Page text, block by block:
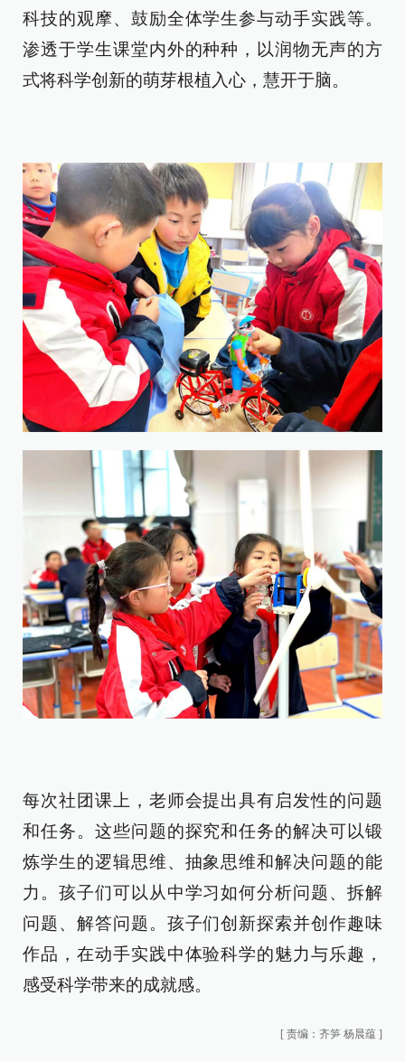
科技的观摩、鼓励全体学生参与动手实践等。
渗透于学生课堂内外的种种，以润物无声的方
式将科学创新的萌芽根植入心，慧开于脑。
每次社团课上，老师会提出具有启发性的问题
和任务。这些问题的探究和任务的解决可以锻
炼学生的逻辑思维、抽象思维和解决问题的能
力。孩子们可以从中学习如何分析问题、拆解
问题、解答问题。孩子们创新探索并创作趣味
作品，在动手实践中体验科学的魅力与乐趣，
感受科学带来的成就感。
[ 责编：齐笋 杨晨蕴 ]